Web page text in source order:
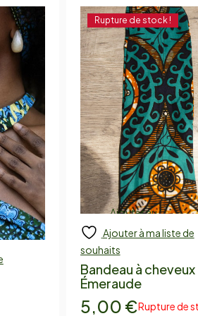
Rupture de stock !
Ajouter au
panier
Ajouter à ma liste de
souhaits
Bandeau à cheveux
Émeraude
5,00 €Rupture de